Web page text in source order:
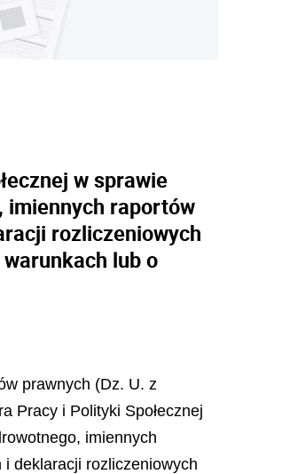
w sprawie
imiennych raportów
rozliczeniowych
lub o
prawnych (Dz. U. z
Pracy i Polityki Społecznej
imiennych
i deklaracji rozliczeniowych